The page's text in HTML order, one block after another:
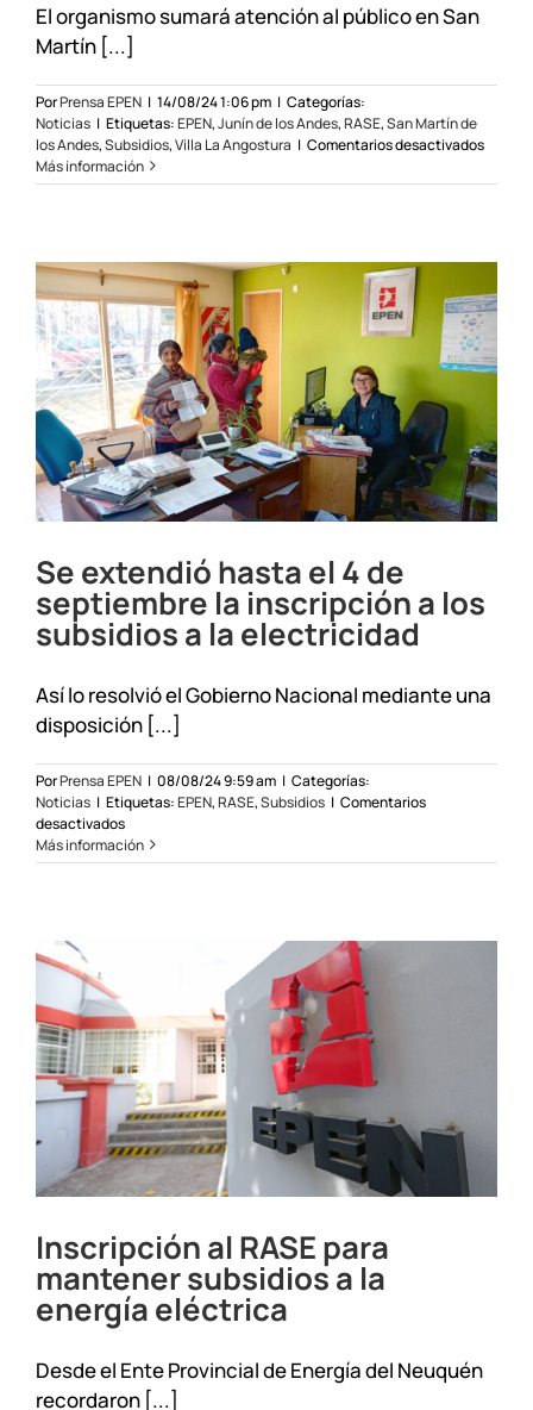
El organismo sumará atención al público en San
Martín [...]
PorPrensa EPEN | 14/08/24 1:06 pm | Categorías:
Noticias | Etiquetas:EPEN,Junín de los Andes,RASE,San Martín de
los Andes,Subsidios,Villa La Angostura | Comentarios desactivadosen
zona
sur
la
Más información
Se extendió hasta el 4 de
septiembre la inscripción a los
subsidios a la electricidad
Así lo resolvió el Gobierno Nacional mediante una
disposición [...]
PorPrensa EPEN | 08/08/24 9:59 am | Categorías:
Noticias | Etiquetas:EPEN,RASE,Subsidios | Comentarios
desactivadosen
Se
extendió
inscripción
a
los
subsidios
la
electricidad
Más información
Inscripción al RASE para
mantener subsidios a la
energía eléctrica
Desde el Ente Provincial de Energía del Neuquén
recordaron [...]